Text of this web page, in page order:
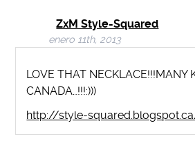
ZxM Style-Squared
enero 11th, 2013
LOVE THAT NECKLACE!!!MANY
CANADA…!!!:)))
http://style-